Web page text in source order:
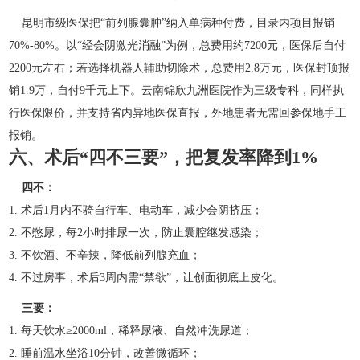
昆明市级医保把“前列腺囊肿”纳入单病种付费，目录内项目报销
70%-80%。以“经会阴激光消融”为例，总费用约7200元，医保后自付
2200元左右；若选择机器人辅助切除术，总费用2.8万元，医保封顶报
销1.9万，自付9千元上下。云南锦欣九洲医院作为三级专科，同样执
行医保限价，并支持省内异地医保直报，外地患者无需回参保地手工
报销。
六、术后“四不三要”，把复发率降到1%
四不：
1. 术后1月内不骑自行车、电动车，减少会阴挤压；
2. 不憋尿，每2小时排尿一次，防止囊腔继发感染；
3. 不饮酒、不辛辣，降低前列腺充血；
4. 不过房事，术后3周内需“禁欲”，让创面彻底上皮化。
三要：
1. 每天饮水≥2000ml，稀释尿液、自然冲洗尿道；
2. 睡前温水坐浴10分钟，改善微循环；